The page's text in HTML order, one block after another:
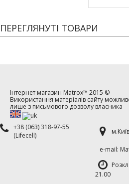
ПЕРЕГЛЯНУТІ ТОВАРИ
Інтернет магазин Matrox™ 2015 ©
Використання матеріалів сайту
лише з письмового дозволу власника
+38 (063) 318-97-55
(Lifecell)
м.Київ
е-mаil:
21.00